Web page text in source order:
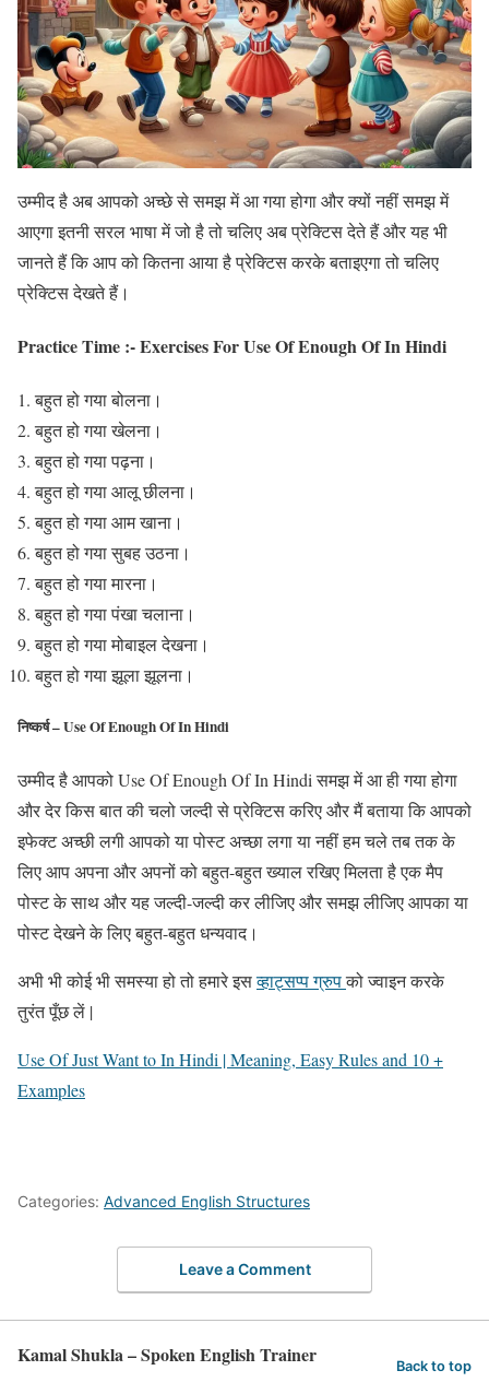
उम्मीद है अब आपको अच्छे से समझ में आ गया होगा और क्यों नहीं समझ में
आएगा इतनी सरल भाषा में जो है तो चलिए अब प्रेक्टिस देते हैं और यह भी
जानते हैं कि आप को कितना आया है प्रेक्टिस करके बताइएगा तो चलिए
प्रेक्टिस देखते हैं।
Practice Time :- Exercises For Use Of Enough Of In Hindi
बहुत हो गया बोलना।
बहुत हो गया खेलना।
बहुत हो गया पढ़ना।
बहुत हो गया आलू छीलना।
बहुत हो गया आम खाना।
बहुत हो गया सुबह उठना।
बहुत हो गया मारना।
बहुत हो गया पंखा चलाना।
बहुत हो गया मोबाइल देखना।
बहुत हो गया झूला झूलना।
निष्कर्ष – Use Of Enough Of In Hindi
उम्मीद है आपको Use Of Enough Of In Hindi समझ में आ ही गया होगा
और देर किस बात की चलो जल्दी से प्रेक्टिस करिए और मैं बताया कि आपको
इफेक्ट अच्छी लगी आपको या पोस्ट अच्छा लगा या नहीं हम चले तब तक के
लिए आप अपना और अपनों को बहुत-बहुत ख्याल रखिए मिलता है एक मैप
पोस्ट के साथ और यह जल्दी-जल्दी कर लीजिए और समझ लीजिए आपका या
पोस्ट देखने के लिए बहुत-बहुत धन्यवाद‌।
अभी भी कोई भी समस्या हो तो हमारे इसव्हाट्सप्प ग्रुपको ज्वाइन करके
तुरंत पूँछ लें |
Use Of Just Want to In Hindi | Meaning, Easy Rules and 10 +
Examples
Categories: Advanced English Structures
Leave a Comment
Kamal Shukla – Spoken English Trainer Back to top